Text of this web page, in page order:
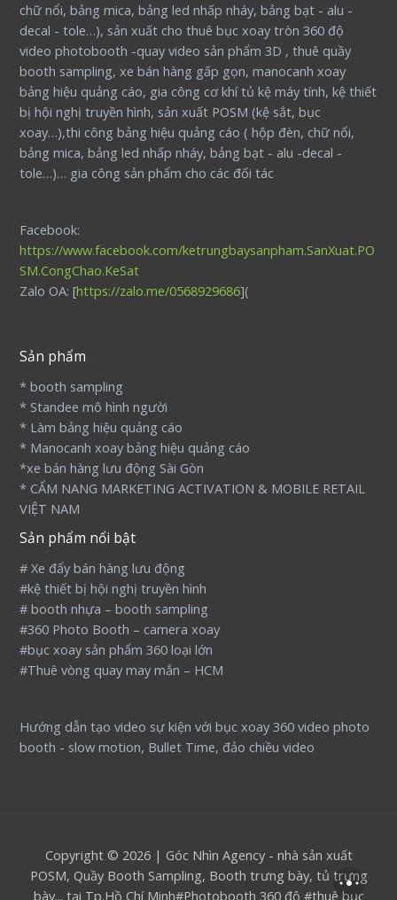
chữ nổi, bảng mica, bảng led nhấp nháy, bảng bạt - alu -
decal - tole…), sản xuất cho thuê bục xoay tròn 360 độ
video photobooth -quay video sản phẩm 3D , thuê quầy
booth sampling, xe bán hàng gấp gọn, manocanh xoay
bảng hiệu quảng cáo, gia công cơ khí tủ kệ máy tính, kệ thiết
bị hội nghị truyền hình, sản xuất POSM (kệ sắt, bục
xoay…),thi công bảng hiệu quảng cáo ( hộp đèn, chữ nổi,
bảng mica, bảng led nhấp nháy, bảng bạt - alu -decal -
tole…)… gia công sản phẩm cho các đối tác
Facebook:
https://www.facebook.com/ketrungbaysanpham.SanXuat.PO
SM.CongChao.KeSat
Zalo OA: [https://zalo.me/0568929686](
Sản phẩm
* booth sampling
* Standee mô hình người
* Làm bảng hiệu quảng cáo
* Manocanh xoay bảng hiệu quảng cáo
*xe bán hàng lưu động Sài Gòn
* CẨM NANG MARKETING ACTIVATION & MOBILE RETAIL
VIỆT NAM
Sản phẩm nổi bật
# Xe đẩy bán hàng lưu động
#kệ thiết bị hội nghị truyền hình
# booth nhựa – booth sampling
#360 Photo Booth – camera xoay
#bục xoay sản phẩm 360 loại lớn
#Thuê vòng quay may mắn – HCM
Hướng dẫn tạo video sự kiện với bục xoay 360 video photo
booth - slow motion, Bullet Time, đảo chiều video
Copyright © 2026 | Góc Nhìn Agency - nhà sản xuất
POSM, Quầy Booth Sampling, Booth trưng bày, tủ trưng
bày... tại Tp.Hồ Chí Minh#Photobooth 360 độ #thuê bục